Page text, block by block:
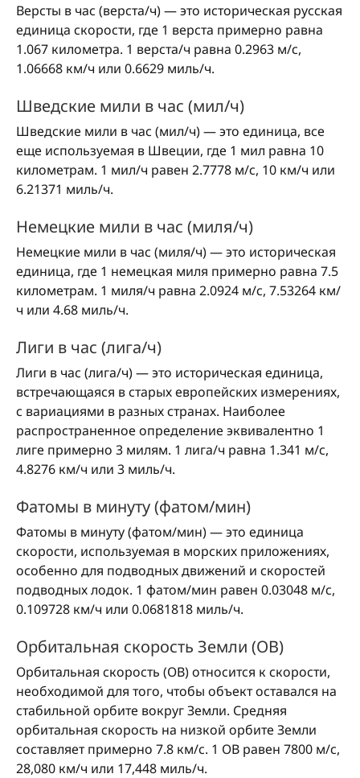
Версты в час (верста/ч) — это историческая русская
единица скорости, где 1 верста примерно равна
1.067 километра. 1 верста/ч равна 0.2963 м/с,
1.06668 км/ч или 0.6629 миль/ч.
Шведские мили в час (мил/ч)
Шведские мили в час (мил/ч) — это единица, все
еще используемая в Швеции, где 1 мил равна 10
километрам. 1 мил/ч равен 2.7778 м/с, 10 км/ч или
6.21371 миль/ч.
Немецкие мили в час (миля/ч)
Немецкие мили в час (миля/ч) — это историческая
единица, где 1 немецкая миля примерно равна 7.5
километрам. 1 миля/ч равна 2.0924 м/с, 7.53264 км/
ч или 4.68 миль/ч.
Лиги в час (лига/ч)
Лиги в час (лига/ч) — это историческая единица,
встречающаяся в старых европейских измерениях,
с вариациями в разных странах. Наиболее
распространенное определение эквивалентно 1
лиге примерно 3 милям. 1 лига/ч равна 1.341 м/с,
4.8276 км/ч или 3 миль/ч.
Фатомы в минуту (фатом/мин)
Фатомы в минуту (фатом/мин) — это единица
скорости, используемая в морских приложениях,
особенно для подводных движений и скоростей
подводных лодок. 1 фатом/мин равен 0.03048 м/с,
0.109728 км/ч или 0.0681818 миль/ч.
Орбитальная скорость Земли (ОВ)
Орбитальная скорость (ОВ) относится к скорости,
необходимой для того, чтобы объект оставался на
стабильной орбите вокруг Земли. Средняя
орбитальная скорость на низкой орбите Земли
составляет примерно 7.8 км/с. 1 ОВ равен 7800 м/с,
28,080 км/ч или 17,448 миль/ч.